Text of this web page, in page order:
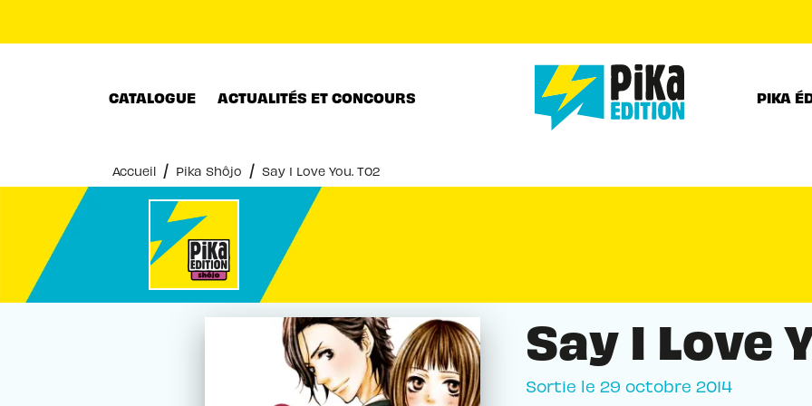
CATALOGUE ACTUALITÉS ET CONCOURS PIKA
Accueil / Pika Shôjo / Say I Love You. T02
Say I Love
Sortie le 29 octobre 2014